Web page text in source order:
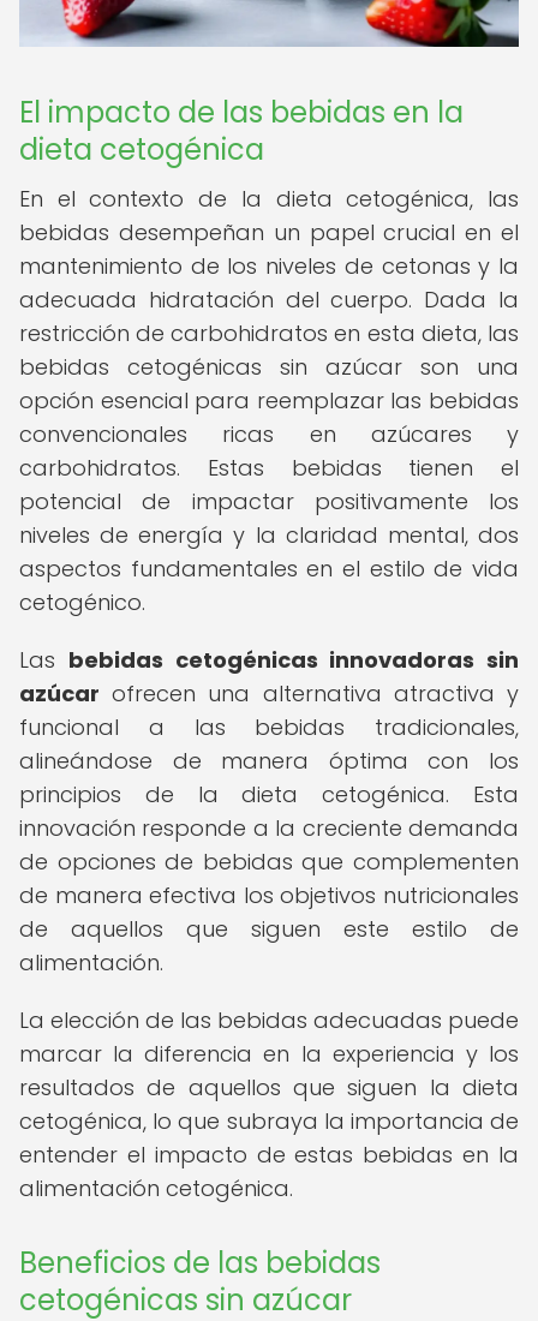
El impacto de las bebidas en la
dieta cetogénica
En el contexto de la dieta cetogénica, las
bebidas desempeñan un papel crucial en el
mantenimiento de los niveles de cetonas y la
adecuada hidratación del cuerpo. Dada la
restricción de carbohidratos en esta dieta, las
bebidas cetogénicas sin azúcar son una
opción esencial para reemplazar las bebidas
convencionales ricas en azúcares y
carbohidratos. Estas bebidas tienen el
potencial de impactar positivamente los
niveles de energía y la claridad mental, dos
aspectos fundamentales en el estilo de vida
cetogénico.
Las bebidas cetogénicas innovadoras sin
azúcar ofrecen una alternativa atractiva y
funcional a las bebidas tradicionales,
alineándose de manera óptima con los
principios de la dieta cetogénica. Esta
innovación responde a la creciente demanda
de opciones de bebidas que complementen
de manera efectiva los objetivos nutricionales
de aquellos que siguen este estilo de
alimentación.
La elección de las bebidas adecuadas puede
marcar la diferencia en la experiencia y los
resultados de aquellos que siguen la dieta
cetogénica, lo que subraya la importancia de
entender el impacto de estas bebidas en la
alimentación cetogénica.
Beneficios de las bebidas
cetogénicas sin azúcar